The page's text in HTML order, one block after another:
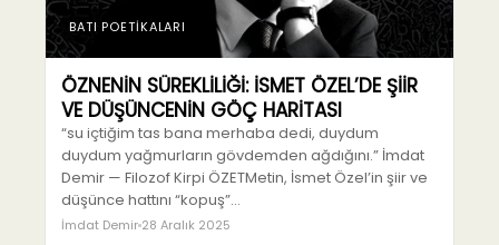
BATI POETİKALARI
ÖZNENİN SÜREKLİLİĞİ: İSMET ÖZEL’DE ŞİİR
VE DÜŞÜNCENİN GÖÇ HARİTASI
“su içtiğim tas bana merhaba dedi, duydum
duydum yağmurların gövdemden ağdığını.” İmdat
Demir — Filozof Kirpi ÖZETMetin, İsmet Özel’in şiir ve
düşünce hattını “kopuş”…
İmdat Demir 28 Aralık 2025